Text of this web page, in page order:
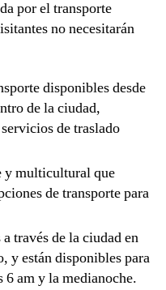
por el transporte
no necesitarán
disponibles desde
de la ciudad,
de traslado
y multicultural que
de transporte para
través de la ciudad en
y están disponibles para
6 am y la medianoche.